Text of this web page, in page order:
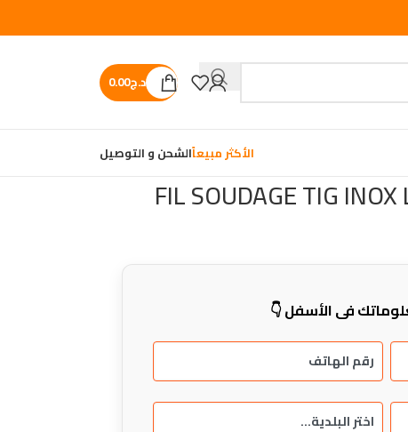
د.ج0.00
الأكثر مبيعاًالشحن و التوصيل
FIL SOUDAGE TIG
في الأسفل 👇